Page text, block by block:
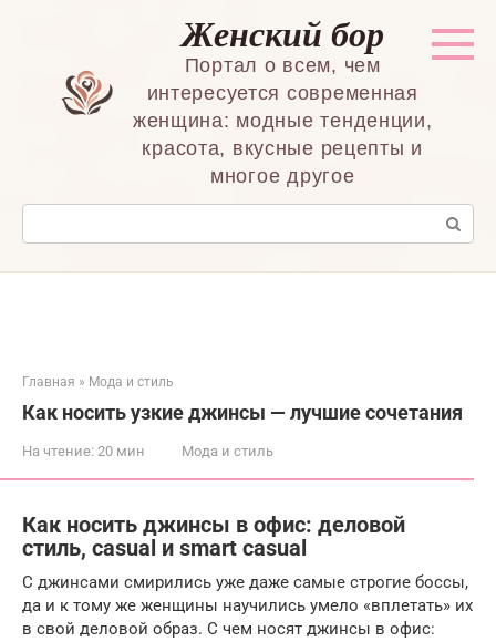
Женский бор
Портал о всем, чем
интересуется современная
женщина: модные тенденции,
красота, вкусные рецепты и
многое другое
Поиск:
Главная » Мода и стиль
Как носить узкие джинсы — лучшие сочетания
На чтение: 20 мин Мода и стиль
Как носить джинсы в офис: деловой
стиль, casual и smart casual
С джинсами смирились уже даже самые строгие боссы,
да и к тому же женщины научились умело «вплетать» их
в свой деловой образ. С чем носят джинсы в офис: